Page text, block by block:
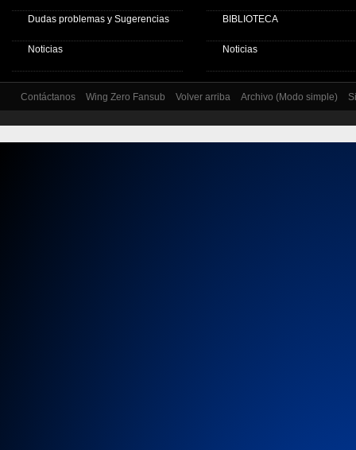
Dudas problemas y Sugerencias
Noticias
BIBLIOTECA
Noticias
Contáctanos Wing Zero Fansub Volver arriba Archivo (Modo simple)